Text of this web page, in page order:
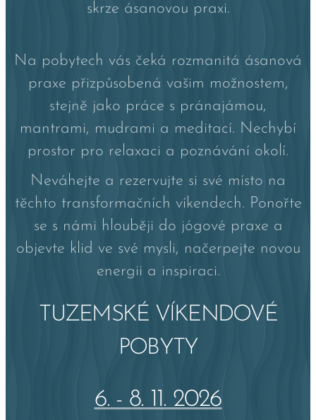
skrze ásanovou praxi.
Na pobytech vás čeká rozmanitá ásanová
praxe přizpůsobená vašim možnostem,
stejně jako práce s pránajámou,
mantrami, mudrami a meditací. Nechybí
prostor pro relaxaci a poznávání okolí.
Neváhejte a rezervujte si své místo na
těchto transformačních víkendech. Ponořte
se s námi hlouběji do jógové praxe a
objevte klid ve své mysli, načerpejte novou
energii a inspiraci.
TUZEMSKÉ VÍKENDOVÉ
POBYTY
6. - 8. 11. 2026